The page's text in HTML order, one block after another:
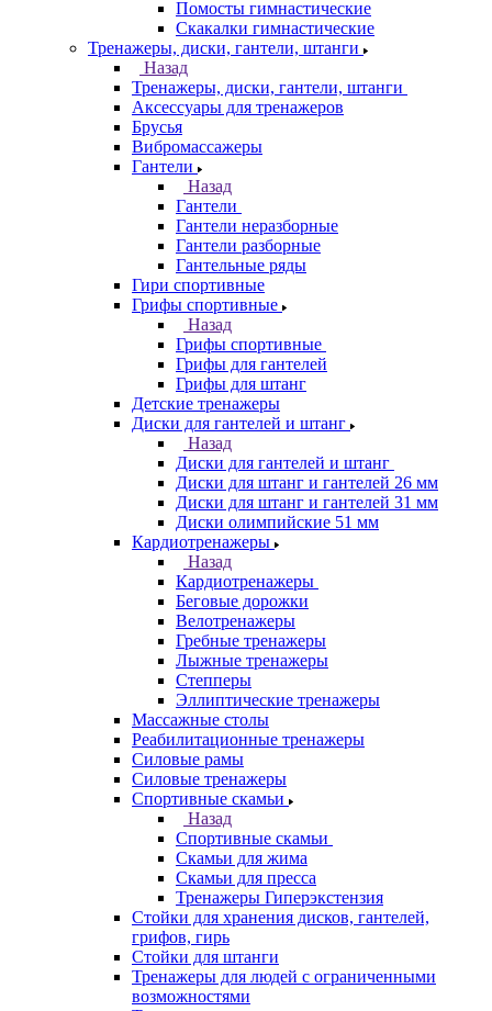
Помосты гимнастические
Скакалки гимнастические
Тренажеры, диски, гантели, штанги
Назад
Тренажеры, диски, гантели, штанги
Аксессуары для тренажеров
Брусья
Вибромассажеры
Гантели
Назад
Гантели
Гантели неразборные
Гантели разборные
Гантельные ряды
Гири спортивные
Грифы спортивные
Назад
Грифы спортивные
Грифы для гантелей
Грифы для штанг
Детские тренажеры
Диски для гантелей и штанг
Назад
Диски для гантелей и штанг
Диски для штанг и гантелей 26 мм
Диски для штанг и гантелей 31 мм
Диски олимпийские 51 мм
Кардиотренажеры
Назад
Кардиотренажеры
Беговые дорожки
Велотренажеры
Гребные тренажеры
Лыжные тренажеры
Степперы
Эллиптические тренажеры
Массажные столы
Реабилитационные тренажеры
Силовые рамы
Силовые тренажеры
Спортивные скамьи
Назад
Спортивные скамьи
Скамьи для жима
Скамьи для пресса
Тренажеры Гиперэкстензия
Стойки для хранения дисков, гантелей,
грифов, гирь
Стойки для штанги
Тренажеры для людей с ограниченными
возможностями